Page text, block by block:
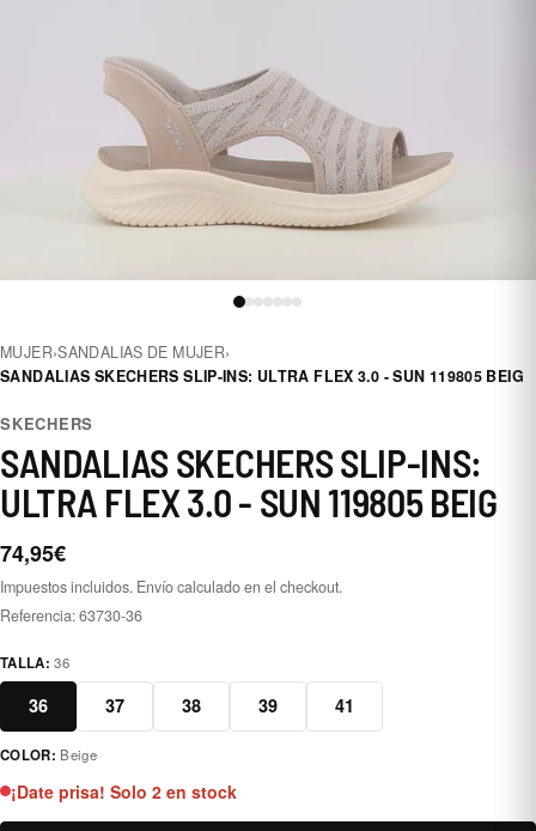
MUJER›SANDALIAS DE MUJER›
SANDALIAS SKECHERS SLIP-INS: ULTRA FLEX 3.0 - SUN 119805 BEIG
SKECHERS
SANDALIAS SKECHERS SLIP-INS:
ULTRA FLEX 3.0 - SUN 119805 BEIG
74,95€
Impuestos incluidos. Envío calculado en el checkout.
Referencia:63730-36
TALLA:36
36 37 38 39 41
beig
COLOR: Beige
¡Date prisa! Solo 2 en stock